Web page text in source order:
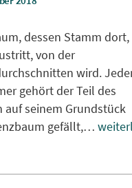
dessen Stamm
von der
wird.
gehört der Teil des
auf seinem Grundstück
gefällt,…